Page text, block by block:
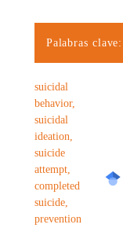
Palabras clave:
suicidal
behavior,
suicidal
ideation,
suicide
attempt,
completed
suicide,
prevention